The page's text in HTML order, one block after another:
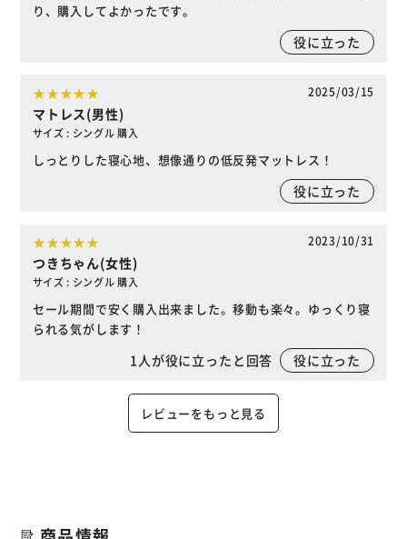
り、購入してよかったです。
役に立った
2025/03/15
マトレス(男性)
サイズ : シングル 購入
しっとりした寝心地、想像通りの低反発マットレス！
役に立った
2023/10/31
つきちゃん(女性)
サイズ : シングル 購入
セール期間で安く購入出来ました。移動も楽々。ゆっくり寝
られる気がします！
1人が役に立ったと回答 役に立った
レビューをもっと見る